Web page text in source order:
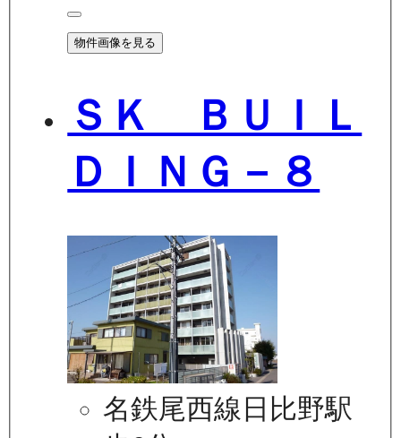
物件画像を見る
ＳＫ ＢＵＩＬ
ＤＩＮＧ－８
名鉄尾西線日比野駅